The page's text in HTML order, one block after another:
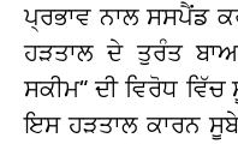
ਪ੍ਰਭਾਵ ਨਾਲ ਸਸਪੈਂਡ
ਹੜਤਾਲ ਦੇ ਤੁਰੰਤ
ਸਕੀਮ” ਦੀ ਵਿਰੋਧ
ਇਸ ਹੜਤਾਲ ਕਾਰਨ